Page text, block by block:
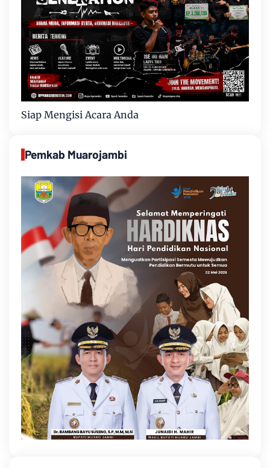
Siap Mengisi Acara Anda
Pemkab Muarojambi